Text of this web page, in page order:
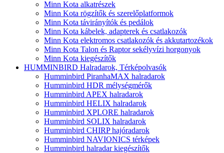
Minn Kota alkatrészek
Minn Kota rögzítők és szerelőplatformok
Minn Kota távirányítók és pedálok
Minn Kota kábelek, adapterek és csatlakozók
Minn Kota elektromos csatlakozók és akkutartozékok
Minn Kota Talon és Raptor sekélyvízi horgonyok
Minn Kota kiegészítők
HUMMINBIRD Halradarok, Térképolvasók
Humminbird PiranhaMAX halradarok
Humminbird HDR mélységmérők
Humminbird APEX halradarok
Humminbird HELIX halradarok
Humminbird XPLORE halradarok
Humminbird SOLIX halradarok
Humminbird CHIRP hajóradarok
Humminbird NAVIONICS térképek
Humminbird halradar kiegészítők